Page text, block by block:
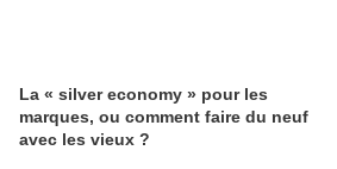
La « silver economy » pour les
marques, ou comment faire du neuf
avec les vieux ?